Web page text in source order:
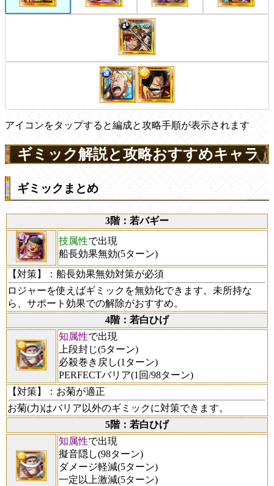
アイコンをタップすると編成と攻略手順が表示されます
ギミック解説と攻略おすすめキャラ
ギミックまとめ
3階：若バギー
技属性で出現
船長効果無効(5ターン)
【対策】
：船長効果無効対策が必須
ロジャーを使えばギミックを無効化できます。未所持な
ら、サポート効果での解除がおすすめ。
4階：若白ひげ
知属性で出現
上段封じ(5ターン)
必殺巻き戻し(1ターン)
PERFECTバリア(1回/98ターン)
【対策】
：お菊が適正
お菊(力)はバリア以外のギミックに対策できます。
5階：若白ひげ
知属性で出現
擬音隠し(98ターン)
ダメージ軽減(5ターン)
一定以上激減(5ターン)